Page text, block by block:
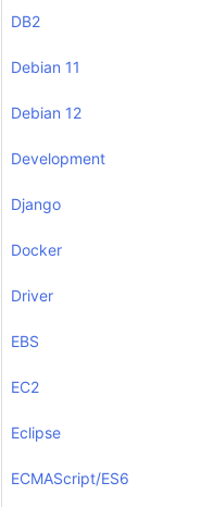
DB2
Debian 11
Debian 12
Development
Django
Docker
Driver
EBS
EC2
Eclipse
ECMAScript/ES6